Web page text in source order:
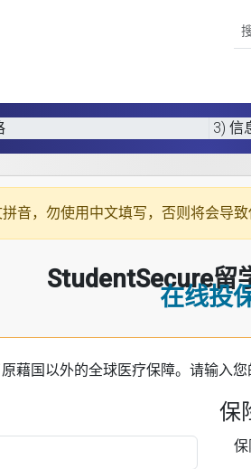
3) 信
音，勿使用中文填写，否则将会导
StudentSecure留
在线投
藉国以外的全球医疗保障。请输入您
保